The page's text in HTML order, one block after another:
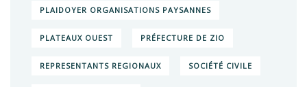
PLAIDOYER ORGANISATIONS PAYSANNES
PLATEAUX OUEST PRÉFECTURE DE ZIO
REPRESENTANTS REGIONAUX SOCIÉTÉ CIVILE